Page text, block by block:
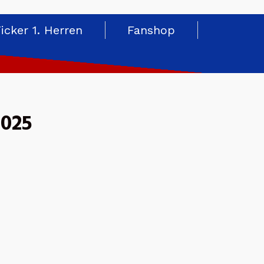
1. Herren Fanshop